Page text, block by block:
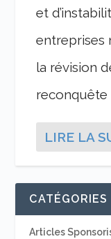
et
entreprises
la révision
reconquête
LIRE LA
CATÉGORIES
Articles